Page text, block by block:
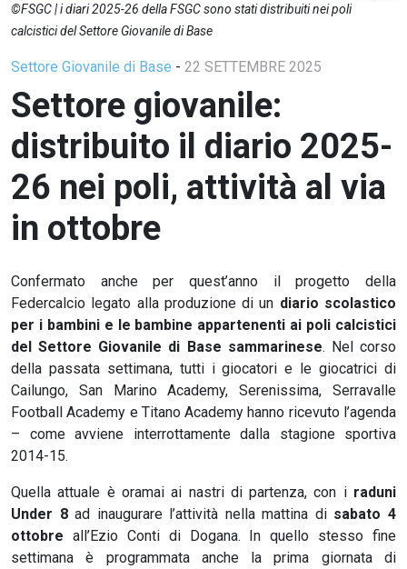
©FSGC | i diari 2025-26 della FSGC sono stati distribuiti nei poli
calcistici del Settore Giovanile di Base
Settore Giovanile di Base - 22 SETTEMBRE 2025
Settore giovanile:
distribuito il diario 2025-
26 nei poli, attività al via
in ottobre
Confermato anche per quest’anno il progetto della
Federcalcio legato alla produzione di un diario scolastico
per i bambini e le bambine appartenenti ai poli calcistici
del Settore Giovanile di Base sammarinese. Nel corso
della passata settimana, tutti i giocatori e le giocatrici di
Cailungo, San Marino Academy, Serenissima, Serravalle
Football Academy e Titano Academy hanno ricevuto l’agenda
– come avviene interrottamente dalla stagione sportiva
2014-15.
Quella attuale è oramai ai nastri di partenza, con i raduni
Under 8ad inaugurare l’attività nella mattina di sabato 4
ottobre all’Ezio Conti di Dogana. In quello stesso fine
settimana è programmata anche la prima giornata di